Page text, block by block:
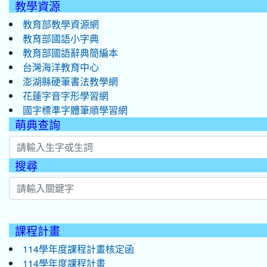
教學資源
教育部教學資源網
教育部國語小字典
教育部國語辭典簡編本
台灣海洋教育中心
澎湖縣硬筆書法教學網
花蓮字音字形學習網
國字標準字體筆順學習網
萌典查詢
搜尋
課程計畫
114學年度課程計畫核定函
114學年度課程計畫